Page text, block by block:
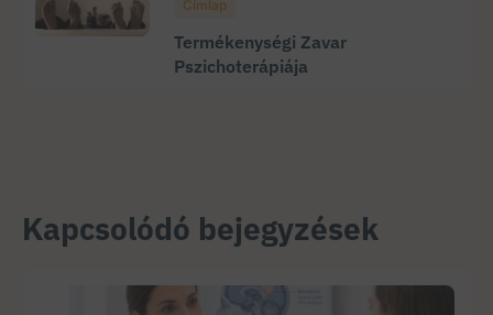
Címlap
Termékenységi Zavar
Pszichoterápiája
Kapcsolódó bejegyzések